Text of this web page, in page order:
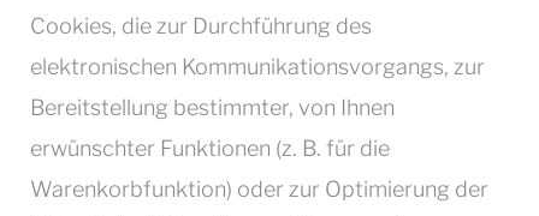
Cookies, die zur Durchführung des
elektronischen Kommunikationsvorgangs, zur
Bereitstellung bestimmter, von Ihnen
erwünschter Funktionen (z. B. für die
Warenkorbfunktion) oder zur Optimierung der